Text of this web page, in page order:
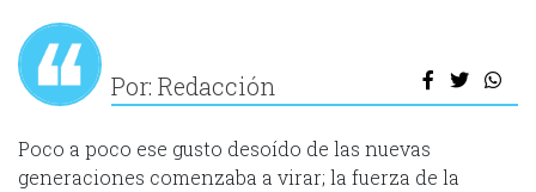
Por: Redacción
Poco a poco ese gusto desoído de las nuevas
generaciones comenzaba a virar; la fuerza de la